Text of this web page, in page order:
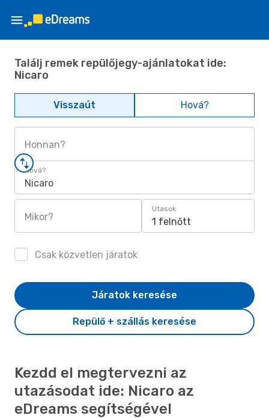
Találj remek repülőjegy-ajánlatokat ide:
Nicaro
Visszaút Hová?
Honnan?
Hová?
Nicaro
Mikor?
Utasok
1 felnőtt
Csak közvetlen járatok
Repülő + szállás keresése
Járatok keresése
Kezdd el megtervezni az
utazásodat ide: Nicaro az
eDreams segítségével